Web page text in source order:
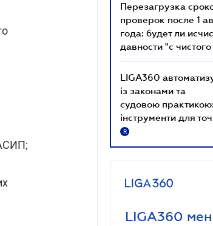
Перезагрузка
проверок после 1
года: будет ли
давности "с
LIGA360
із законами та
судовою
інструменти для
R
LIGA360